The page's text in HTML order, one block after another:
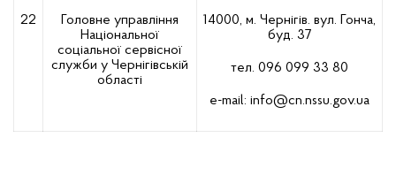
22
Головне управління
Національної
соціальної сервісної
служби у Чернігівській
області
14000, м. Чернігів. вул. Гонча,
буд. 37
тел. 096 099 33 80
е-mail: info@cn.nssu.gov.ua